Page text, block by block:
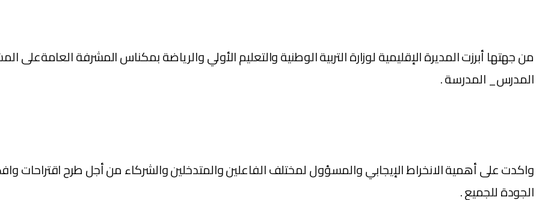
من جهتها أبرزت المديرة الإقليمية لوزارة التربية الوطنية والتعليم الأولي والرياضة بمكناس المشرفة العامةعلى
المدرس_ المدرسة .
واكدت على أهمية الانخراط الإيجابي والمسؤول لمختلف الفاعلين والمتدخلين والشركاء من أجل طرح
الجودة للجميع .